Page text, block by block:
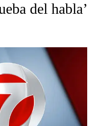
del habla’